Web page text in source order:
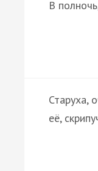
В
Старуха,
её,